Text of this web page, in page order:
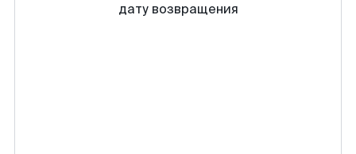
дату возвращения